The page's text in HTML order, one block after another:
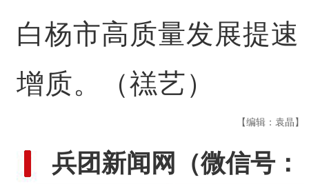
白杨市高质量发展提速
增质。（禚艺）
【编辑：袁晶】
兵团新闻网
（微信号：